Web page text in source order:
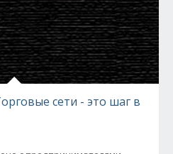
сети - это шаг в